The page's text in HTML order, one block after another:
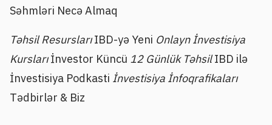
Səhmləri Necə Almaq
Təhsil ResurslarıIBD-yə Yeni Onlayn İnvestisiya
Kurslarıİnvestor Küncü 12 Günlük TəhsilIBD ilə
İnvestisiya Podkasti İnvestisiya İnfoqrafikaları
Tədbirlər & Biz